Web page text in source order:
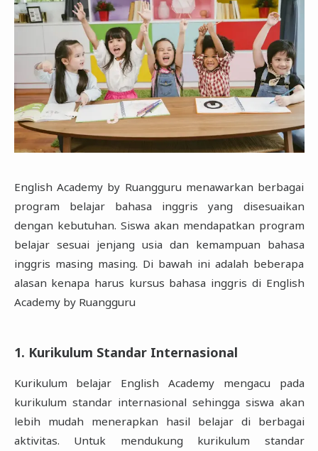
English Academy by Ruangguru menawarkan berbagai
program belajar bahasa inggris yang disesuaikan
dengan kebutuhan. Siswa akan mendapatkan program
belajar sesuai jenjang usia dan kemampuan bahasa
inggris masing masing. Di bawah ini adalah beberapa
alasan kenapa harus kursus bahasa inggris di English
Academy by Ruangguru
1. Kurikulum Standar Internasional
Kurikulum belajar English Academy mengacu pada
kurikulum standar internasional sehingga siswa akan
lebih mudah menerapkan hasil belajar di berbagai
aktivitas. Untuk mendukung kurikulum standar